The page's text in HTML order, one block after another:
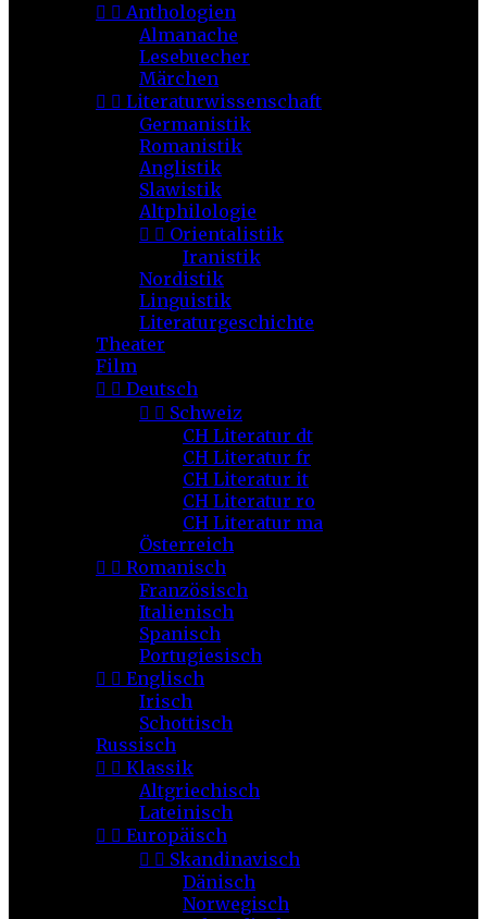
  Anthologien
Almanache
Lesebuecher
Märchen
  Literaturwissenschaft
Germanistik
Romanistik
Anglistik
Slawistik
Altphilologie
  Orientalistik
Iranistik
Nordistik
Linguistik
Literaturgeschichte
Theater
Film
  Deutsch
  Schweiz
CH Literatur dt
CH Literatur fr
CH Literatur it
CH Literatur ro
CH Literatur ma
Österreich
  Romanisch
Französisch
Italienisch
Spanisch
Portugiesisch
  Englisch
Irisch
Schottisch
Russisch
  Klassik
Altgriechisch
Lateinisch
  Europäisch
  Skandinavisch
Dänisch
Norwegisch